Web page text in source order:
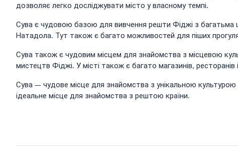
дозволяє легко досліджувати місто у власному темпі.
Сува є чудовою базою для вивчення решти Фіджі з багатьма
Натадола. Тут також є багато можливостей для піших
Сува також є чудовим місцем для знайомства з місцевою
мистецтв Фіджі. У місті також є багато магазинів, ресторанів
Сува — чудове місце для знайомства з унікальною
ідеальне місце для знайомства з рештою країни.